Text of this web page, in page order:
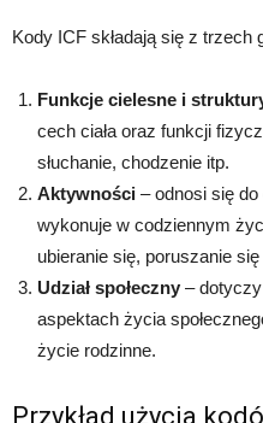
Kody ICF składają się z trzech
Funkcje cielesne i
cech ciała oraz funkcji
słuchanie, chodzenie itp.
Aktywności – odnosi się
wykonuje w codziennym
ubieranie się, poruszanie
Udział społeczny –
aspektach życia
życie rodzinne.
Przykład użycia